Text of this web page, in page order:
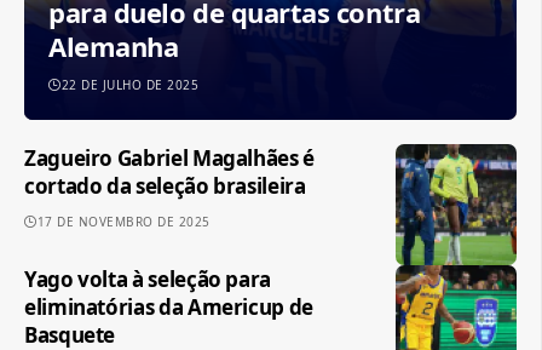
para duelo de quartas contra
Alemanha
22 DE JULHO DE 2025
Zagueiro Gabriel Magalhães é
cortado da seleção brasileira
17 DE NOVEMBRO DE 2025
Yago volta à seleção para
eliminatórias da Americup de
Basquete